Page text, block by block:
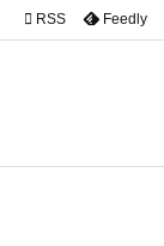


 RSS Feedly